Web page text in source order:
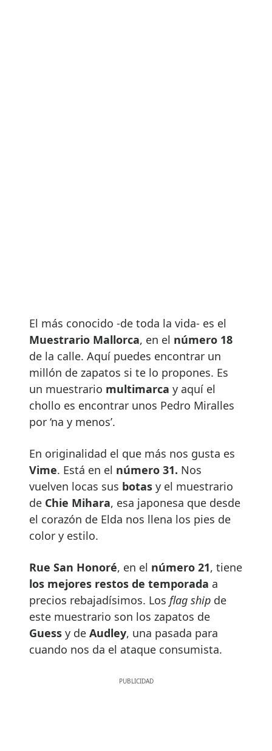
El más conocido -de toda la vida- es el
Muestrario Mallorca, en el número 18
de la calle. Aquí puedes encontrar un
millón de zapatos si te lo propones. Es
un muestrario multimarca y aquí el
chollo es encontrar unos Pedro Miralles
por ‘na y menos’.
En originalidad el que más nos gusta es
Vime. Está en el número 31. Nos
vuelven locas sus botas y el muestrario
de Chie Mihara, esa japonesa que desde
el corazón de Elda nos llena los pies de
color y estilo.
Rue San Honoré, en el número 21, tiene
los mejores restos de temporada a
precios rebajadísimos. Los flag ship de
este muestrario son los zapatos de
Guess y de Audley, una pasada para
cuando nos da el ataque consumista.